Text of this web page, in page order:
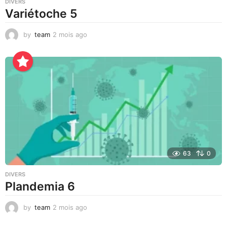
DIVERS
Variétoche 5
by team 2 mois ago
a
o
63 0
DIVERS
Plandemia 6
by team 2 mois ago